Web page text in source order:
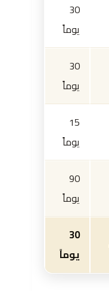
30
يوماً
30
يوماً
15
يوماً
90
يوماً
30
يوماً